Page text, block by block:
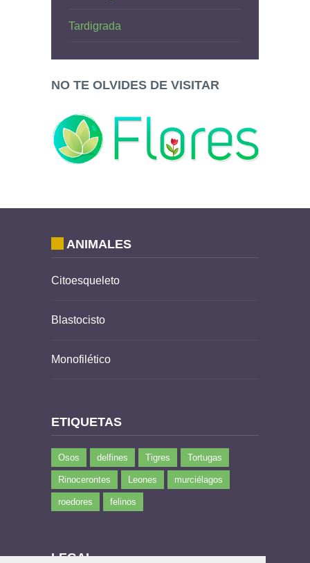
Tardigrada
NO TE OLVIDES DE VISITAR
ANIMALES
Citoesqueleto
Blastocisto
Monofilético
ETIQUETAS
Osos delfines Tigres Tortugas
Rinocerontes Leones murciélagos
roedores felinos
LEGAL